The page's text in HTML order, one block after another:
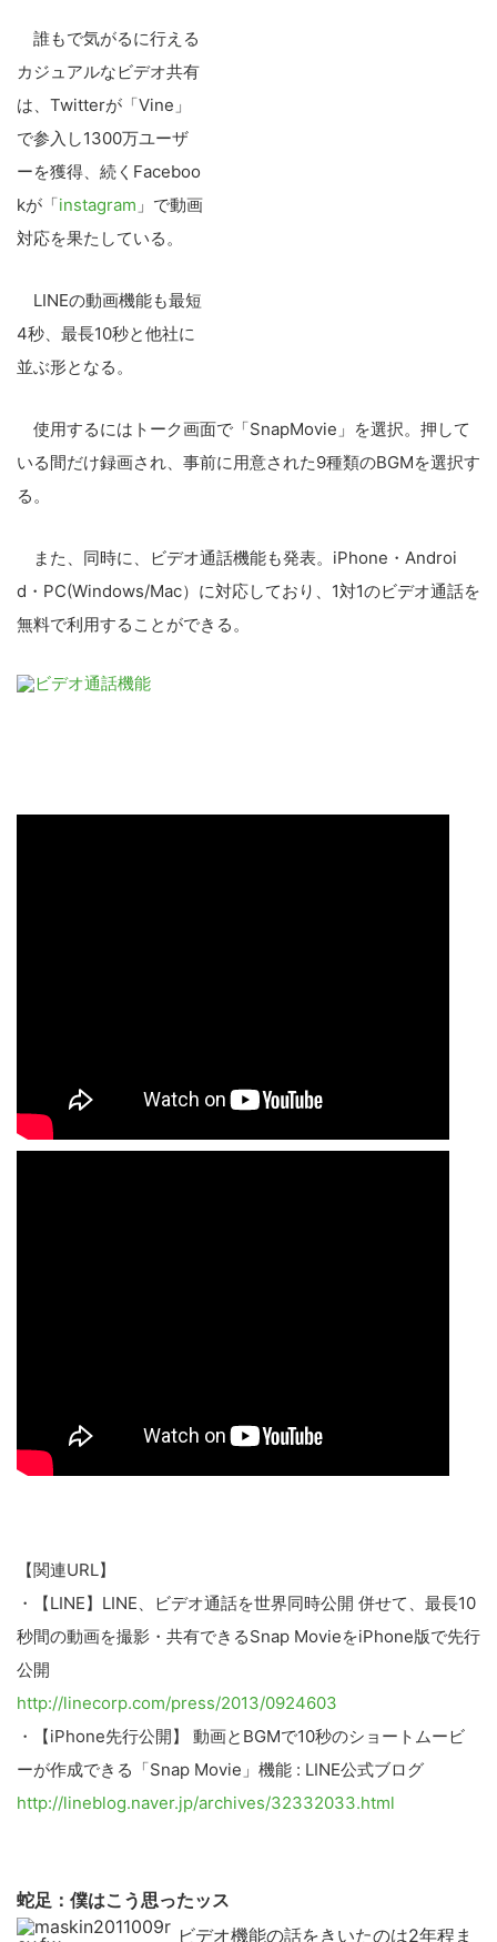
誰もで気がるに行える
カジュアルなビデオ共有
は、Twitterが「Vine」
で参入し1300万ユーザ
ーを獲得、続くFaceboo
kが「instagram 」で動画
対応を果たしている。
LINEの動画機能も最短
4秒、最長10秒と他社に
並ぶ形となる。
使用するにはトーク画面で「SnapMovie」を選択。押して
いる間だけ録画され、事前に用意された9種類のBGMを選択す
る。
また、同時に、ビデオ通話機能も発表。iPhone・Androi
d・PC(Windows/Mac）に対応しており、1対1のビデオ通話を
無料で利用することができる。
【関連URL】
・【LINE】LINE、ビデオ通話を世界同時公開 併せて、最長10
秒間の動画を撮影・共有できるSnap MovieをiPhone版で先行
公開
http://linecorp.com/press/2013/0924603
・【iPhone先行公開】 動画とBGMで10秒のショートムービ
ーが作成できる「Snap Movie」機能 : LINE公式ブログ
http://lineblog.naver.jp/archives/32332033.html
蛇足：僕はこう思ったッス
ビデオ機能の話をきいたのは2年程ま